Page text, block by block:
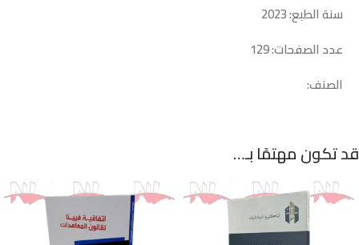
سنة الطبع: 2023
عدد الصفحات: 129
الصنف:
قد تكون مهتمًا بـ…